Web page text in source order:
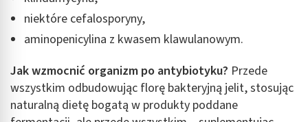
niektóre cefalosporyny,
aminopenicylina z kwasem klawulanowym.
Jak wzmocnić organizm po antybiotyku? Przede
wszystkim odbudowując florę bakteryjną jelit, stosując
naturalną dietę bogatą w produkty poddane